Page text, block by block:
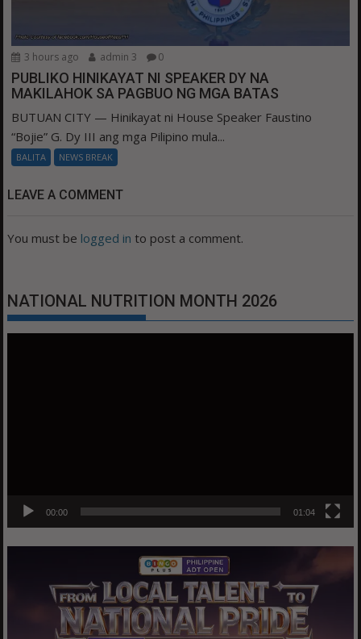
3 hours ago admin 3 0
PUBLIKO HINIKAYAT NI SPEAKER DY NA
MAKILAHOK SA PAGBUO NG MGA BATAS
BUTUAN CITY — Hinikayat ni House Speaker Faustino
“Bojie” G. Dy III ang mga Pilipino mula...
BALITA NEWS BREAK
LEAVE A COMMENT
You must be logged in to post a comment.
NATIONAL NUTRITION MONTH 2026
00:00 01:04